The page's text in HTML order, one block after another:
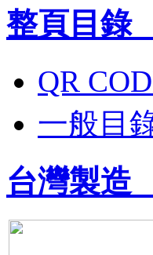
整頁目
QR
一般
台灣製